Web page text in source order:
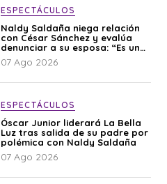
ESPECTÁCULOS
Naldy Saldaña niega relación
con César Sánchez y evalúa
denunciar a su esposa: “Es una
difamación”
07 Ago 2026
ESPECTÁCULOS
Óscar Junior liderará La Bella
Luz tras salida de su padre por
polémica con Naldy Saldaña
07 Ago 2026